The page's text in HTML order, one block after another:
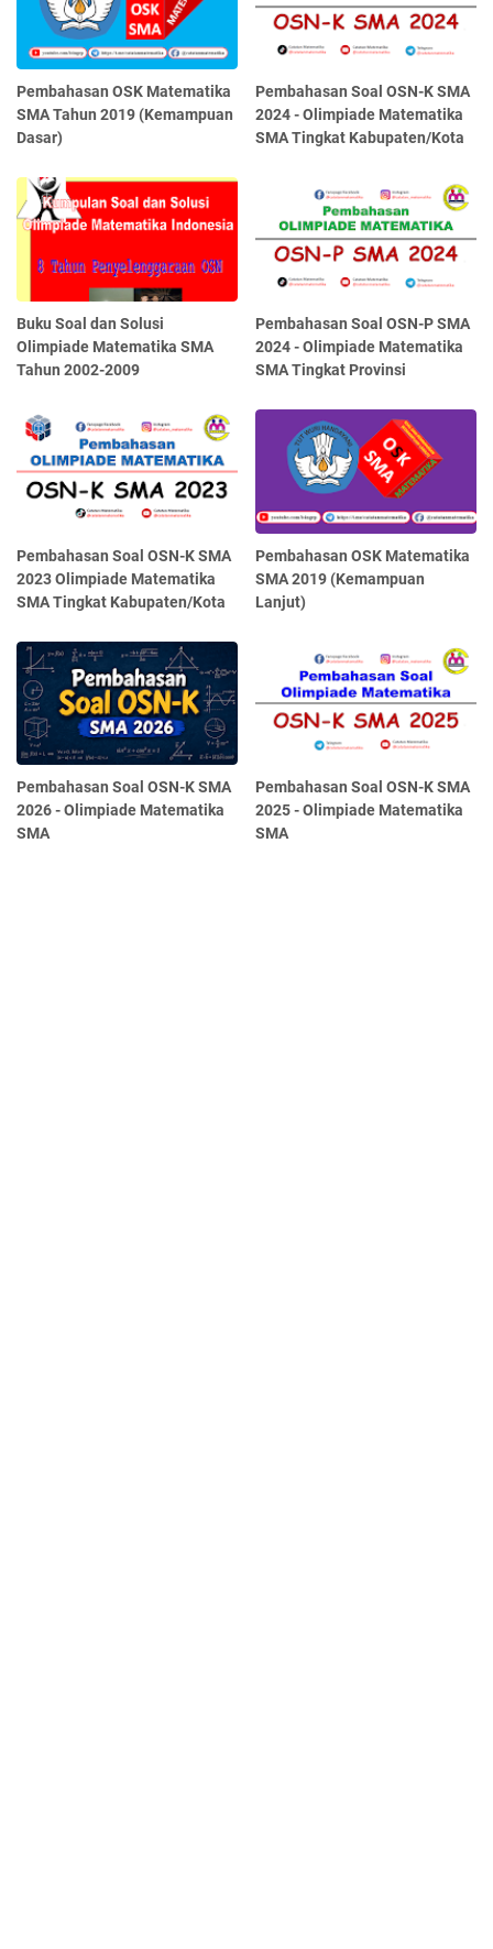
Pembahasan OSK Matematika
SMA Tahun 2019 (Kemampuan
Dasar)
Pembahasan Soal OSN-K SMA
2024 - Olimpiade Matematika
SMA Tingkat Kabupaten/Kota
Buku Soal dan Solusi
Olimpiade Matematika SMA
Tahun 2002-2009
Pembahasan Soal OSN-P SMA
2024 - Olimpiade Matematika
SMA Tingkat Provinsi
Pembahasan Soal OSN-K SMA
2023 Olimpiade Matematika
SMA Tingkat Kabupaten/Kota
Pembahasan OSK Matematika
SMA 2019 (Kemampuan
Lanjut)
Pembahasan Soal OSN-K SMA
2026 - Olimpiade Matematika
SMA
Pembahasan Soal OSN-K SMA
2025 - Olimpiade Matematika
SMA